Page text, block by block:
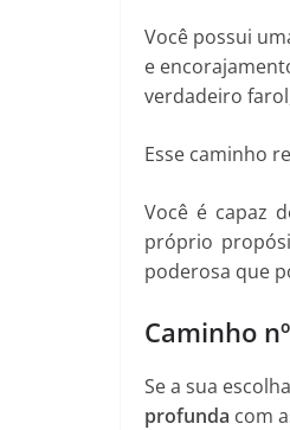
Você possui
e
verdadeiro
Esse caminho
Você é capaz
próprio
poderosa que
Caminho
Se a sua
profunda com